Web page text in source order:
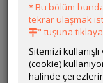
YANIT YAZ
* Bu bölüm
tekrar ulaşmak
" tuşuna
Sitemizi
(cookie)
halinde